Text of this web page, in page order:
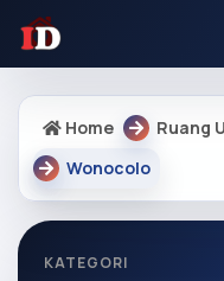
Home Ruang
Wonocolo
KATEGORI